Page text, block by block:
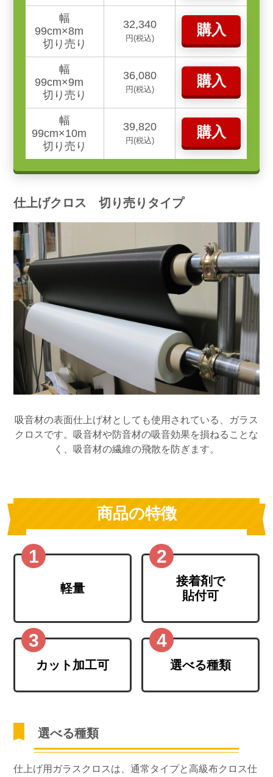
幅
99cm×8m
切り売り
32,340
円(税込)
購入
幅
99cm×9m
切り売り
36,080
円(税込)
購入
幅
99cm×10m
切り売り
39,820
円(税込)
購入
仕上げクロス 切り売りタイプ
吸音材の表面仕上げ材としても使用されている、ガラス
クロスです。吸音材や防音材の吸音効果を損ねることな
く、吸音材の繊維の飛散を防ぎます。
商品の特徴
軽量
接着剤で
貼付可
カット加工可 選べる種類
選べる種類
仕上げ用ガラスクロスは、通常タイプと高級布クロス仕